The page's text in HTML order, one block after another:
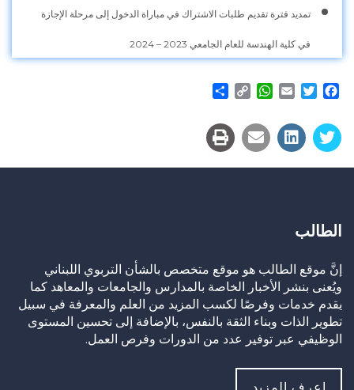
تمديد فترة تقديم طلبات الاشتراك في مباراة الدخول إلى مرحلة الإجازة
في كلية الهندسة للعام الجامعي 2023 – 2024
Facebook
Twitter
Email
WhatsApp
Copy
الطالب
إنَّ موقع الطالب هو موقع متخصص بالشأن التربوي اللبناني
ويُعنى بنشر الأخبار الخاصة بالمدارس والجامعات والمعاهد كما
يقدم خدمات وفرصًا لكسب المزيد من العلم والمعرفة في سبيل
تطوير الذات وبناء الثقة بالنفس، بالإضافة إلى تحسين المستوى
الوظيفي عبر توفير عدد من الدورات وفرص العمل.
إعرف المزيد